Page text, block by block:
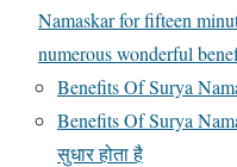
Namaskar for fifteen
numerous wonderful
Benefits Of Surya
Benefits Of Surya
सुधार होता है